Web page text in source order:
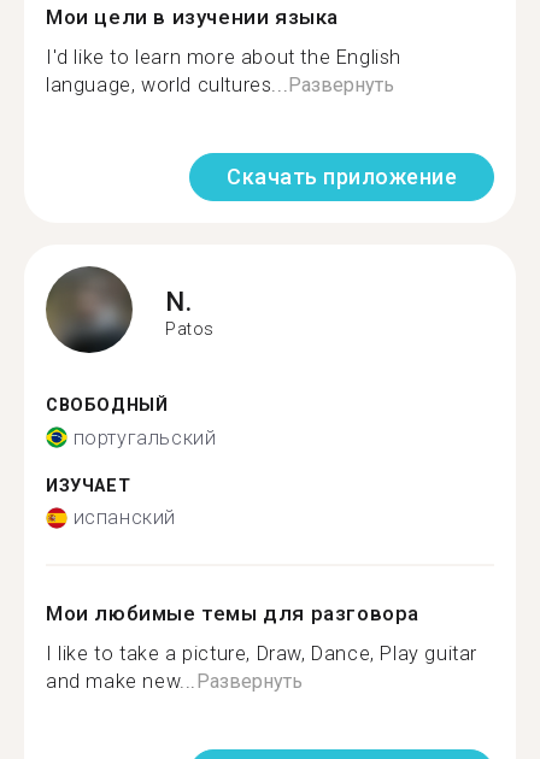
Мои цели в изучении языка
I'd like to learn more about the English
language, world cultures...Развернуть
Скачать приложение
N.
Patos
СВОБОДНЫЙ
португальский
ИЗУЧАЕТ
испанский
Мои любимые темы для разговора
I like to take a picture, Draw, Dance, Play guitar
and make new...Развернуть